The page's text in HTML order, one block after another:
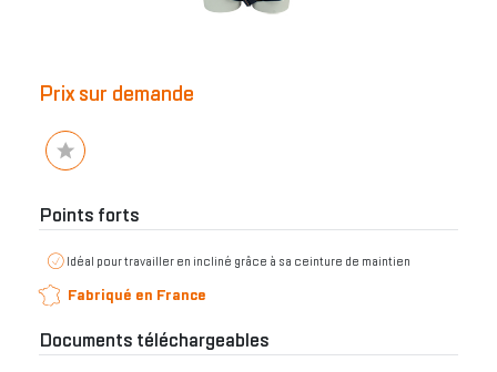
Prix sur demande
Points forts
Idéal pour travailler en incliné grâce à sa ceinture de maintien
Fabriqué en France
Documents téléchargeables